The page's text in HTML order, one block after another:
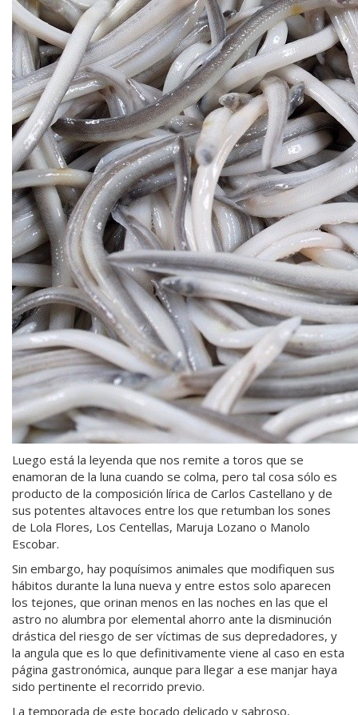
Luego está la leyenda que nos remite a toros que se
enamoran de la luna cuando se colma, pero tal cosa sólo es
producto de la composición lírica de Carlos Castellano y de
sus potentes altavoces entre los que retumban los sones
de Lola Flores, Los Centellas, Maruja Lozano o Manolo
Escobar.
Sin embargo, hay poquísimos animales que modifiquen sus
hábitos durante la luna nueva y entre estos solo aparecen
los tejones, que orinan menos en las noches en las que el
astro no alumbra por elemental ahorro ante la disminución
drástica del riesgo de ser víctimas de sus depredadores, y
la angula que es lo que definitivamente viene al caso en esta
página gastronómica, aunque para llegar a ese manjar haya
sido pertinente el recorrido previo.
La temporada de este bocado delicado y sabroso,